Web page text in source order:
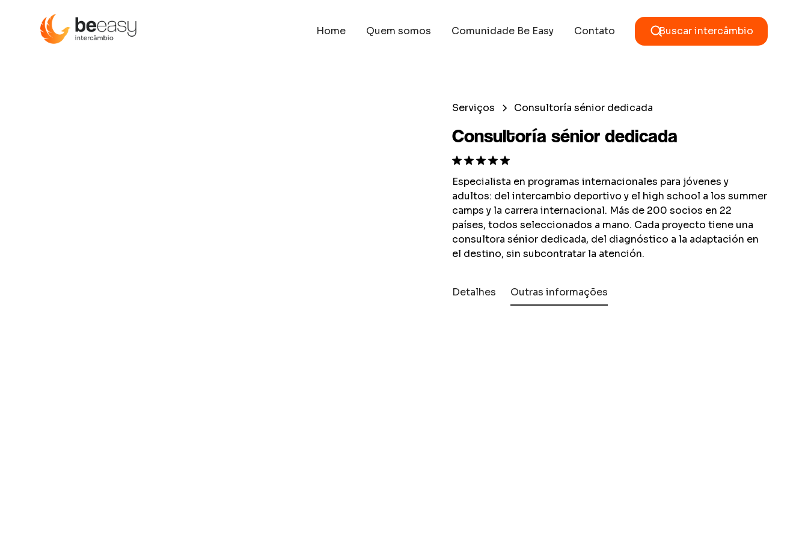
Home Quem somos Comunidade Be Easy Contato Buscar intercâmbio
Serviços Consultoría sénior dedicada
Consultoría sénior dedicada
Especialista en programas internacionales para jóvenes y
adultos: del intercambio deportivo y el high school a los summer
camps y la carrera internacional. Más de 200 socios en 22
países, todos seleccionados a mano. Cada proyecto tiene una
consultora sénior dedicada, del diagnóstico a la adaptación en
el destino, sin subcontratar la atención.
Detalhes Outras informações